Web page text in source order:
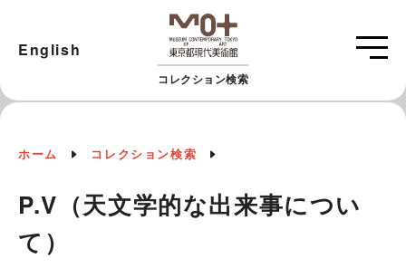
コレクション検索
English
ホーム コレクション検索
P.V（天文学的な出来事につい
て）